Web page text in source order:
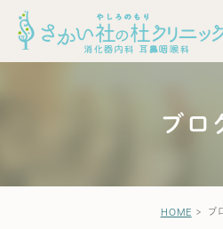
ブロ
HOME ブ